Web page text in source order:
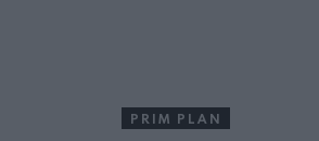
PRIM PLAN